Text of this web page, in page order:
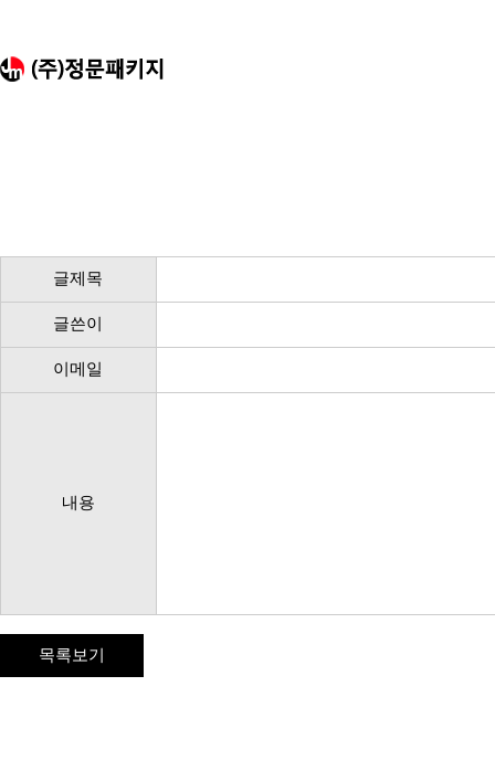
글제목
글쓴이
이메일
내용
목록보기